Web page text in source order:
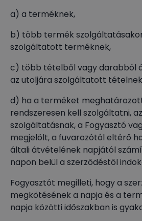
a) a terméknek,
b) több termék
szolgáltatott terméknek,
c) több tételből vagy darabból
az utoljára szolgáltatott
d) ha a terméket
rendszeresen kell szolgáltatni,
szolgáltatásnak, a Fogyasztó
megjelölt, a fuvarozótól eltérő
általi átvételének napjától
napon belül a szerződéstől
Fogyasztót megilleti, hogy a
megkötésének a napja és a
napja közötti időszakban is